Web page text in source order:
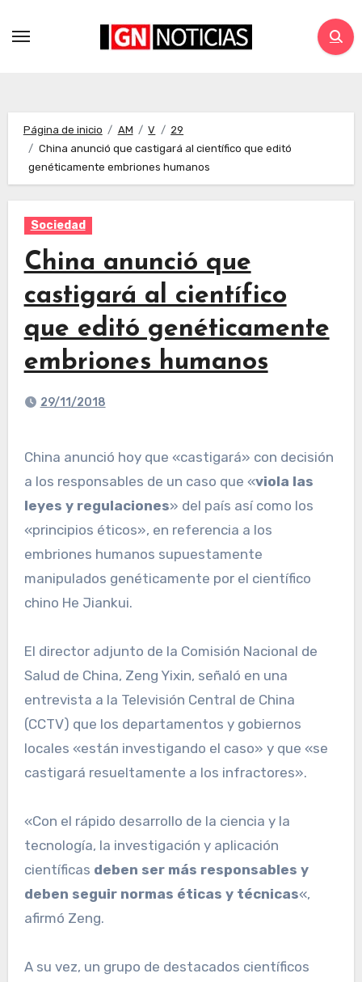
Página de inicio AM V
29
China anunció que castigará al científico que editó
genéticamente embriones humanos
Sociedad
China anunció que
castigará al científico
que editó genéticamente
embriones humanos
29/11/2018
China anunció hoy que «castigará» con decisión
a los responsables de un caso que «viola las
leyes y regulaciones» del país así como los
«principios éticos», en referencia a los
embriones humanos supuestamente
manipulados genéticamente por el científico
chino He Jiankui.
El director adjunto de la Comisión Nacional de
Salud de China, Zeng Yixin, señaló en una
entrevista a la Televisión Central de China
(CCTV) que los departamentos y gobiernos
locales «están investigando el caso» y que «se
castigará resueltamente a los infractores».
«Con el rápido desarrollo de la ciencia y la
tecnología, la investigación y aplicación
científicas deben ser más responsables y
deben seguir normas éticas y técnicas«,
afirmó Zeng.
A su vez, un grupo de destacados científicos